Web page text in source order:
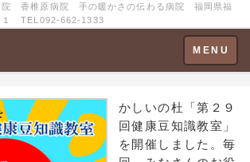
院 香椎原病院 手の暖かさの伝わる病院 福岡県福
１ TEL092-662-1333
Toggle
navigation
MENU
かしいの杜「第２９
回健康豆知識教室」
を開催しました。毎